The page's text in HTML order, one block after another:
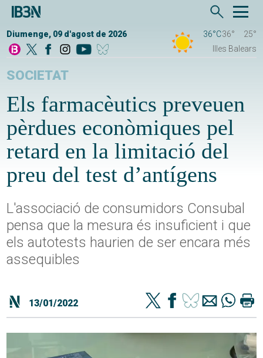
Diumenge, 09 d'agost de 2026 36°C36°
25°
Illes Balears
SOCIETAT
Els farmacèutics preveuen
pèrdues econòmiques pel
retard en la limitació del
preu del test d’antígens
L'associació de consumidors Consubal
pensa que la mesura és insuficient i que
els autotests haurien de ser encara més
assequibles
13/01/2022